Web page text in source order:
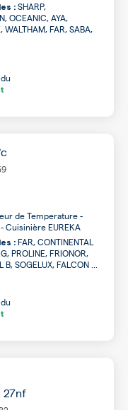
: SHARP,
OCEANIC, AYA,
WALTHAM, FAR, SABA,
de Temperature -
Cuisinière EUREKA
: FAR, CONTINENTAL
PROLINE, FRIONOR,
SOGELUX, FALCON ...
27nf